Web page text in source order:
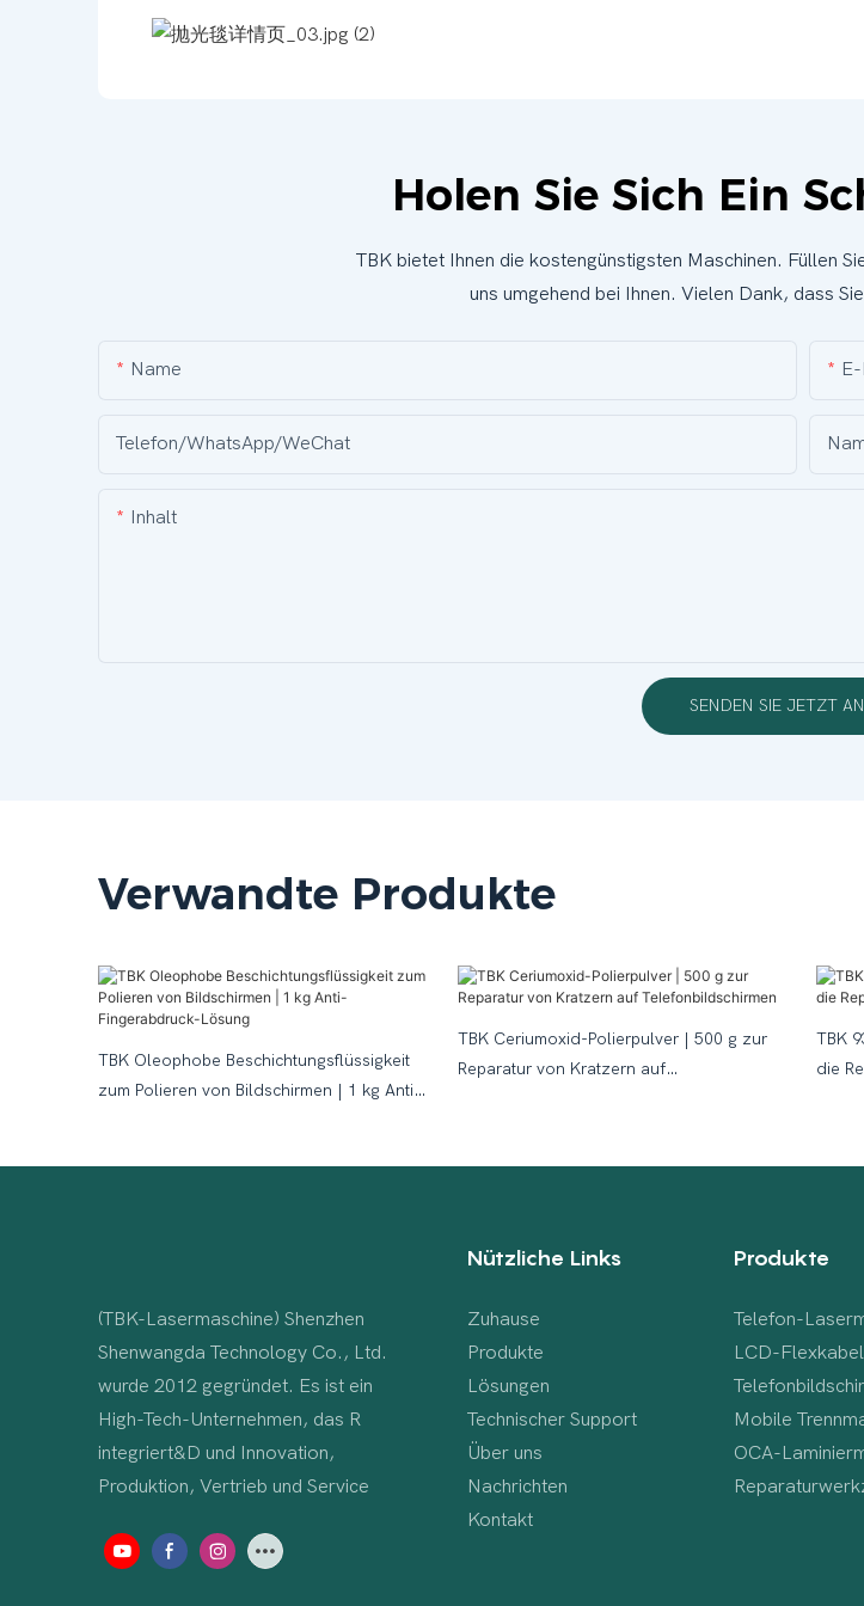
Holen Sie Sich Ein
TBK bietet Ihnen die kostengünstigsten Maschinen. Füllen
uns umgehend bei Ihnen. Vielen Dank, dass
Name
Telefon/WhatsApp/WeChat
Inhalt
SENDEN SIE JETZT
Verwandte Produkte
TBK Oleophobe Beschichtungsflüssigkeit
zum Polieren von Bildschirmen | 1 kg Anti-
TBK Ceriumoxid-Polierpulver | 500 g zur
Reparatur von Kratzern auf
TBK
die
(TBK-Lasermaschine) Shenzhen
Shenwangda Technology Co., Ltd.
wurde 2012 gegründet. Es ist ein
High-Tech-Unternehmen, das R
integriert&D und Innovation,
Produktion, Vertrieb und Service
Nützliche Links
Zuhause
Produkte
Lösungen
Technischer Support
Über uns
Nachrichten
Kontakt
Produkte
Telefon-
LCD-
Mobile
OCA-